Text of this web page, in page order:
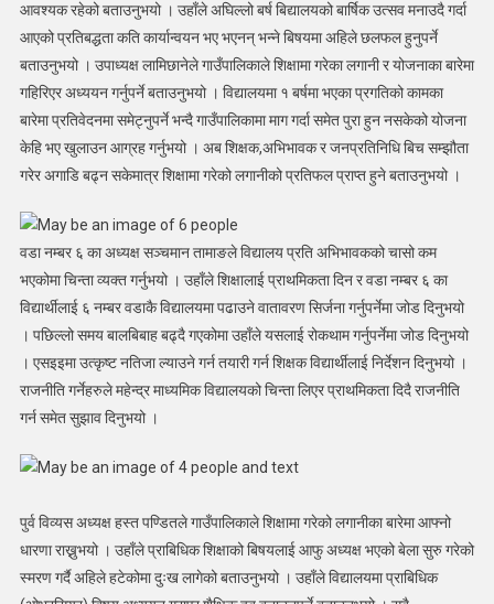
आवश्यक रहेको बताउनुभयो । उहाँले अघिल्लो बर्ष बिद्यालयको बार्षिक उत्सव मनाउदै गर्दा
आएको प्रतिबद्धता कति कार्यान्वयन भए भएनन् भन्ने बिषयमा अहिले छलफल हुनुपर्ने
बताउनुभयो । उपाध्यक्ष लामिछानेले गाउँपालिकाले शिक्षामा गरेका लगानी र योजनाका बारेमा
गहिरिएर अध्ययन गर्नुपर्ने बताउनुभयो । विद्यालयमा १ बर्षमा भएका प्रगतिको कामका
बारेमा प्रतिवेदनमा समेट्नुपर्ने भन्दै गाउँपालिकामा माग गर्दा समेत पुरा हुन नसकेको योजना
केहि भए खुलाउन आग्रह गर्नुभयो । अब शिक्षक,अभिभावक र जनप्रतिनिधि बिच सम्झौता
गरेर अगाडि बढ्न सकेमात्र शिक्षामा गरेको लगानीको प्रतिफल प्राप्त हुने बताउनुभयो ।
वडा नम्बर ६ का अध्यक्ष सञ्चमान तामाङले विद्यालय प्रति अभिभावकको चासो कम
भएकोमा चिन्ता व्यक्त गर्नुभयो । उहाँले शिक्षालाई प्राथमिकता दिन र वडा नम्बर ६ का
विद्यार्थीलाई ६ नम्बर वडाकै विद्यालयमा पढाउने वातावरण सिर्जना गर्नुपर्नेमा जोड दिनुभयो
। पछिल्लो समय बालबिबाह बढ्दै गएकोमा उहाँले यसलाई रोकथाम गर्नुपर्नेमा जोड दिनुभयो
। एसइइमा उत्कृष्ट नतिजा ल्याउने गर्न तयारी गर्न शिक्षक विद्यार्थीलाई निर्देशन दिनुभयो ।
राजनीति गर्नेहरुले महेन्द्र माध्यमिक विद्यालयको चिन्ता लिएर प्राथमिकता दिदै राजनीति
गर्न समेत सुझाव दिनुभयो ।
पुर्व विव्यस अध्यक्ष हस्त पण्डितले गाउँपालिकाले शिक्षामा गरेको लगानीका बारेमा आफ्नो
धारणा राख्नुभयो । उहाँले प्राबिधिक शिक्षाको बिषयलाई आफु अध्यक्ष भएको बेला सुरु गरेको
स्मरण गर्दै अहिले हटेकोमा दुःख लागेको बताउनुभयो । उहाँले विद्यालयमा प्राबिधिक